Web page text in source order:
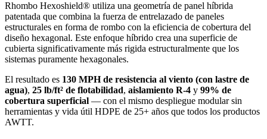
Rhombo Hexoshield® utiliza una geometría de panel híbrida
patentada que combina la fuerza de entrelazado de paneles
estructurales en forma de rombo con la eficiencia de cobertura del
diseño hexagonal. Este enfoque híbrido crea una superficie de
cubierta significativamente más rigida estructuralmente que los
sistemas puramente hexagonales.
El resultado es 130 MPH de resistencia al viento (con lastre de
agua), 25 lb/ft² de flotabilidad, aislamiento R-4 y 99% de
cobertura superficial — con el mismo despliegue modular sin
herramientas y vida útil HDPE de 25+ años que todos los productos
AWTT.